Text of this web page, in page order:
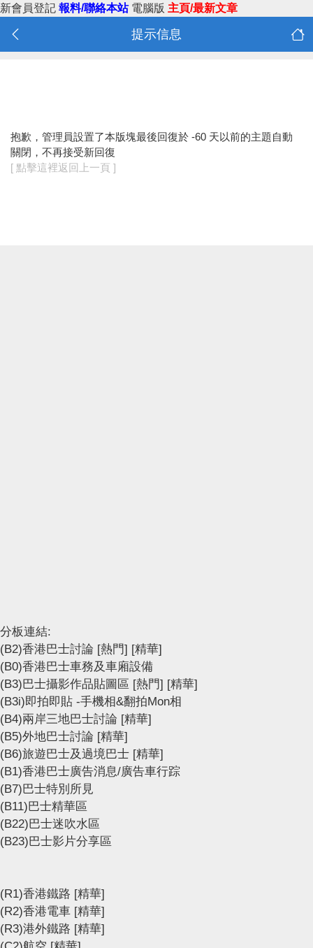
新會員登記 報料/聯絡本站 電腦版 主頁/最新文章
提示信息
抱歉，管理員設置了本版塊最後回復於 -60 天以前的主題自動
關閉，不再接受新回復
[ 點擊這裡返回上一頁 ]
分板連結:
(B2)香港巴士討論 [熱門] [精華]
(B0)香港巴士車務及車廂設備
(B3)巴士攝影作品貼圖區 [熱門] [精華]
(B3i)即拍即貼 -手機相&翻拍Mon相
(B4)兩岸三地巴士討論 [精華]
(B5)外地巴士討論 [精華]
(B6)旅遊巴士及過境巴士 [精華]
(B1)香港巴士廣告消息/廣告車行踪
(B7)巴士特別所見
(B11)巴士精華區
(B22)巴士迷吹水區
(B23)巴士影片分享區
(R1)香港鐵路 [精華]
(R2)香港電車 [精華]
(R3)港外鐵路 [精華]